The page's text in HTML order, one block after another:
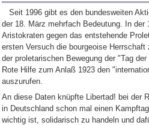
Seit 1996 gibt es den bundesweiten
der 18. März mehrfach Bedeutung. In
Aristokraten gegen das entstehende
ersten Versuch die bourgeoise
der proletarischen Bewegung der "Tag
Rote Hilfe zum Anlaß 1923 den
auszurufen.
An diese Daten knüpfte Libertad! bei der
in Deutschland schon mal einen
wichtig ist, solidarisch zu handeln und